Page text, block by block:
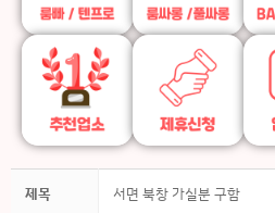
제목 서면 북창 가실분 구함